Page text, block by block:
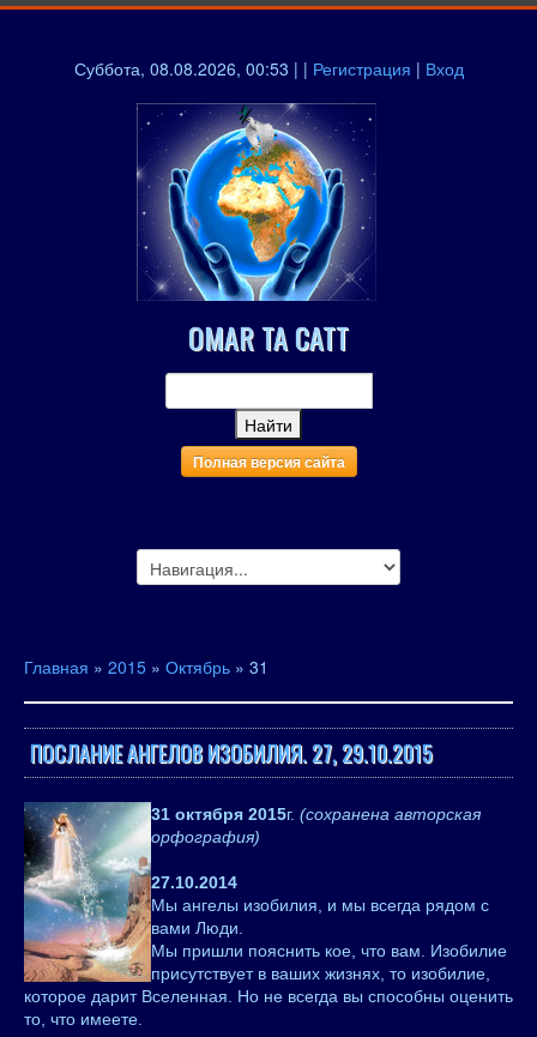
Суббота, 08.08.2026, 00:53 | | Регистрация | Вход
OMAR TA CATT
Полная версия сайта
Главная » 2015 » Октябрь » 31
ПОСЛАНИЕ АНГЕЛОВ ИЗОБИЛИЯ. 27, 29.10.2015
31 октября 2015г. (сохранена авторская
орфография)
27.10.2014
Мы ангелы изобилия, и мы всегда рядом с
вами Люди.
Мы пришли пояснить кое, что вам. Изобилие
присутствует в ваших жизнях, то изобилие,
которое дарит Вселенная. Но не всегда вы способны оценить
то, что имеете.